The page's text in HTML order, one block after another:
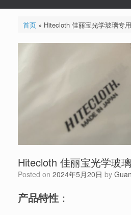
首页» Hitecloth 佳丽宝光学玻璃专
Hitecloth 佳丽宝光学玻
Posted on 2024年5月20日 by
产品特性 ：